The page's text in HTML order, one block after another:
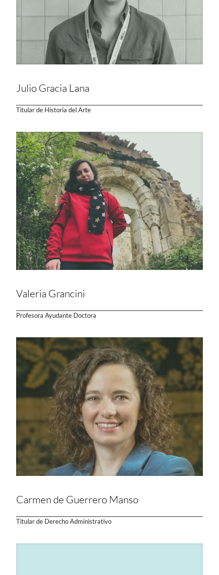
Julio Gracia Lana
Titular de Historia del Arte
Valeria Grancini
Profesora Ayudante Doctora
Carmen de Guerrero Manso
Titular de Derecho Administrativo